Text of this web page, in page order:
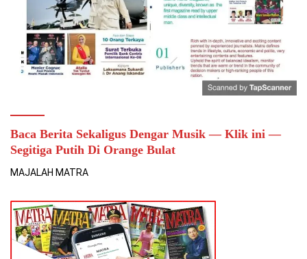
Baca Berita Sekaligus Dengar Musik — Klik ini —
Segitiga Putih Di Orange Bulat
MAJALAH MATRA